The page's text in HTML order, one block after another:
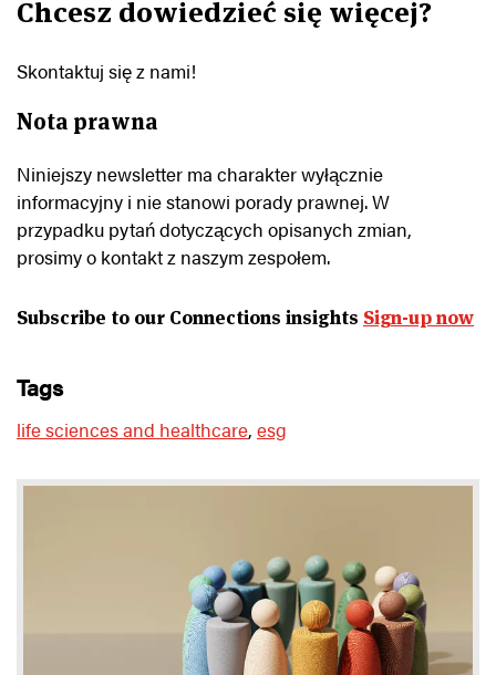
Chcesz dowiedzieć się więcej?
Skontaktuj się z nami!
Nota prawna
Niniejszy newsletter ma charakter wyłącznie
informacyjny i nie stanowi porady prawnej. W
przypadku pytań dotyczących opisanych zmian,
prosimy o kontakt z naszym zespołem.
Subscribe to our Connections insights Sign-up now
tags
life sciences and healthcare, esg